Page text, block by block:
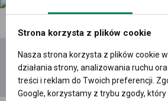
Dodaj
film
Moje
filmy
Strona korzysta z plików cookie
Nasza strona korzysta z plików cookie
działania strony, analizowania ruchu
treści i reklam do Twoich preferencji.
Google, korzystamy z trybu zgody,